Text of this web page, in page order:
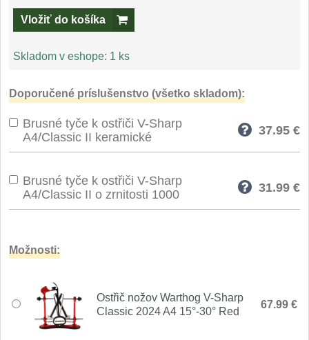
Speciální 4
Nože s pevnou čepeľou
Taktické 8
Outdoorové 10
Vrhacie 12
Ostřiče nožů
Brusné kameny
Vložiť do košíka
Skladom v eshope: 1 ks
Doporučené príslušenstvo (všetko skladom):
Brusné tyče k ostřiči V-Sharp
A4/Classic II keramické
37.95 €
Brusné tyče k ostřiči V-Sharp
A4/Classic II o zrnitosti 1000
31.99 €
Možnosti:
Ostřič nožov Warthog V-Sharp
Classic 2024 A4 15°-30° Red
67.99 €